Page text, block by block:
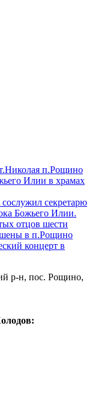
п.Рощино
Илии в храмах
секретарю
Божьего Илии.
отцов шести
в п.Рощино
концерт в
р-н, пос. Рощино,